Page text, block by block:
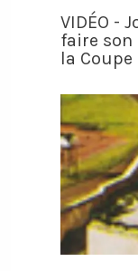
VIDÉO -
faire
la Coupe